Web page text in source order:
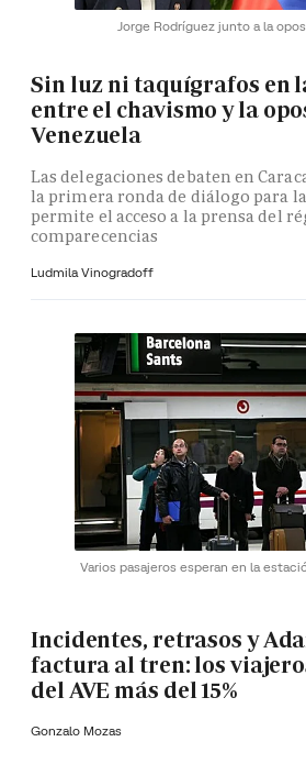
Jorge Rodríguez junto a la
Sin luz ni taquígrafos en
entre el chavismo y la
Venezuela
Las delegaciones debaten en
la primera ronda de diálogo para
permite el acceso a la prensa del
comparecencias
Ludmila Vinogradoff
Varios pasajeros esperan en la
Incidentes, retrasos y
factura al tren: los
del AVE más del 15%
Gonzalo Mozas